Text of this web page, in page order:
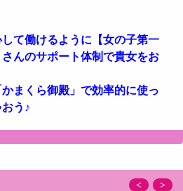
て働けるように【女の子第一
んのサポート体制で貴女をお
まくら御殿」で効率的に使っ
う♪
>
<